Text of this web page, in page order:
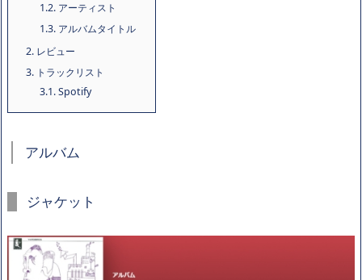
1.2. アーティスト
1.3. アルバムタイトル
2. レビュー
3. トラックリスト
3.1.Spotify
アルバム
ジャケット